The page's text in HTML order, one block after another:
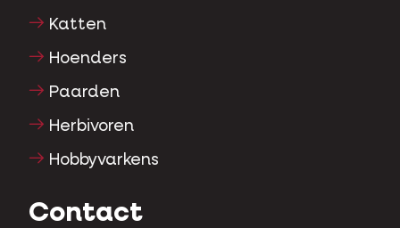
Katten
Hoenders
Paarden
Herbivoren
Hobbyvarkens
Contact